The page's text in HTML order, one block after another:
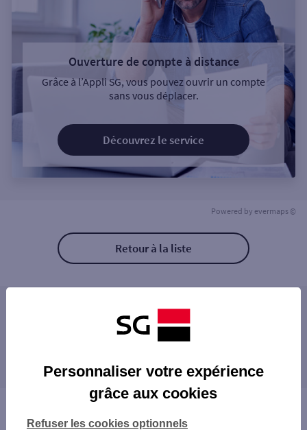
Ouverture de compte à distance
Grâce à l’Appli SG, vous pouvez ouvrir un compte
sans vous déplacer.
Découvrez le service
Powered by evermaps ©
Retour à la liste
Les distributeurs/automates à proximité
proximité
Vous êtes ici : Accueil
Trouver une agence bancaire
Personnaliser votre expérience
grâce aux cookies
Refuser les cookies optionnels